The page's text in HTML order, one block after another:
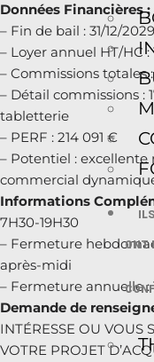
ONT
Données Financières :
– Fin de bail : 31/12/2029
– Loyer annuel HT/HC :
– Commissions totales
– Détail commissions :
tabletterie
– PERF : 214 091 €
– Potentiel :
commercial
Informations
7H30-19H30
– Fermeture
après-midi
– Fermeture annuelle :
Demande de
INTÉRESSE OU VOUS
VOTRE PROJET